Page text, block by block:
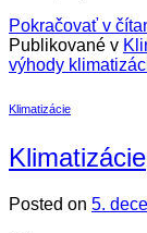
Pokračovať v
Publikované v
výhody
Klimatizácie
Posted on 5.